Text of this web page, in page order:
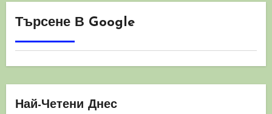
Търсене В Google
Най-Четени Днес